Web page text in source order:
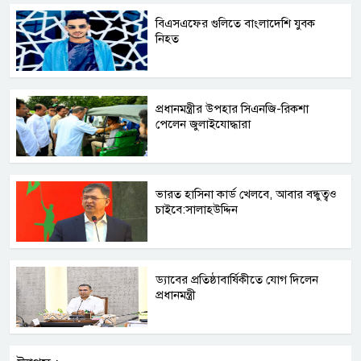
বিএসএফের গুলিতে বাংলাদেশি যুবক
নিহত
প্রধানমন্ত্রীর উপহার সিএনজি-রিকশা
পেলেন জুলাইযোদ্ধারা
ভারত হাসিনা কার্ড খেলবে, আবার বন্ধুত্বও
চাইবে:সালাহউদ্দিন
ড্যাবের প্রতিষ্ঠাবার্ষিকীতে যোগ দিলেন
প্রধানমন্ত্রী